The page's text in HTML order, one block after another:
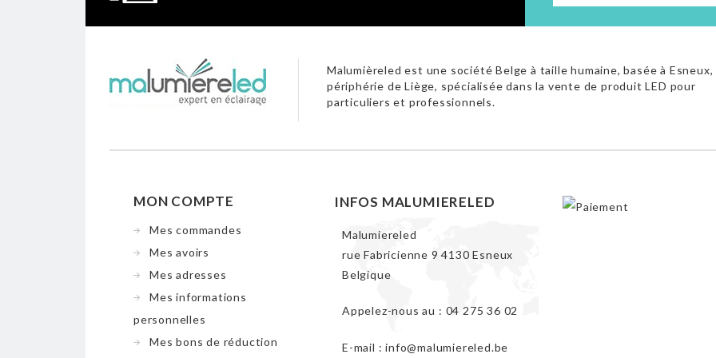
Malumièreled est une société Belge à taille humaine, basée à Esneux,
périphérie de Liège, spécialisée dans la vente de produit LED pour
particuliers et professionnels.
MON COMPTE
Mes commandes
Mes avoirs
Mes adresses
Mes informations
personnelles
Mes bons de réduction
INFOS MALUMIERELED
Malumiereled
rue Fabricienne 9 4130 Esneux
Belgique
Appelez-nous au : 04 275 36 02
E-mail :info@malumiereled.be